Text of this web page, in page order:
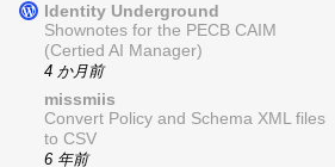
Identity Underground
Shownotes for the PECB CAIM
(Certied AI Manager)
4 か月前
missmiis
Convert Policy and Schema XML files
to CSV
6 年前